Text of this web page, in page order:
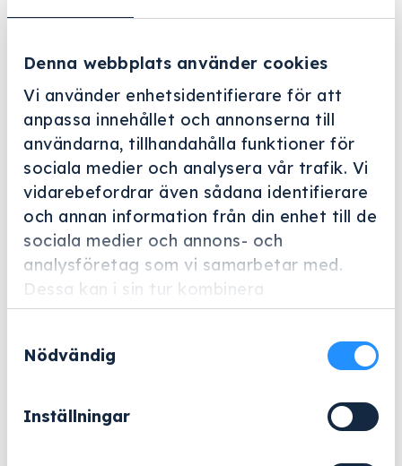
Denna webbplats använder cookies
Vi använder enhetsidentifierare för att
anpassa innehållet och annonserna till
användarna, tillhandahålla funktioner för
sociala medier och analysera vår trafik. Vi
vidarebefordrar även sådana identifierare
och annan information från din enhet till de
sociala medier och annons- och
analysföretag som vi samarbetar med.
Dessa kan i sin tur kombinera
informationen med annan information som
samlat in när du har använt deras tjänster.
Nödvändig
Inställningar
Helskärm
Miele Professional
E 136
Tillbehör för optimal placering av 56 petriskålar.
Exklusive moms.